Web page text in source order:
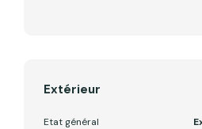
Extérieur
Etat général